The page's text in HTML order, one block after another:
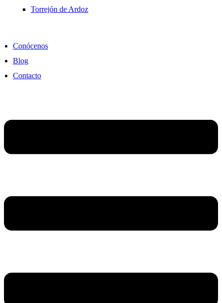
Torrejón de Ardoz
Conócenos
Blog
Contacto